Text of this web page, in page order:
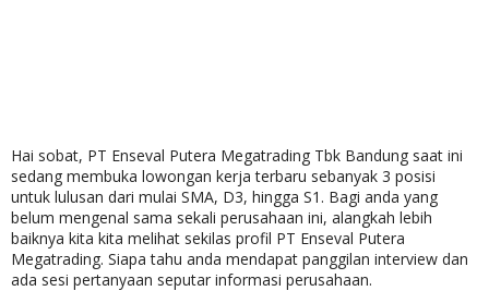
Hai sobat, PT Enseval Putera Megatrading Tbk Bandung saat ini
sedang membuka lowongan kerja terbaru sebanyak 3 posisi
untuk lulusan dari mulai SMA, D3, hingga S1. Bagi anda yang
belum mengenal sama sekali perusahaan ini, alangkah lebih
baiknya kita kita melihat sekilas profil PT Enseval Putera
Megatrading. Siapa tahu anda mendapat panggilan interview dan
ada sesi pertanyaan seputar informasi perusahaan.